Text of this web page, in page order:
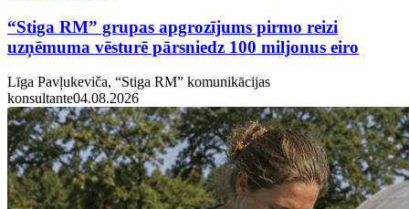
“Stiga RM” grupas apgrozījums pirmo reizi
uzņēmuma vēsturē pārsniedz 100 miljonus eiro
Līga Pavļukeviča, “Stiga RM” komunikācijas
konsultante04.08.2026